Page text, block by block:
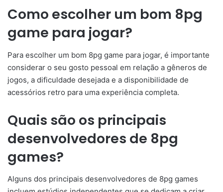
Como escolher um bom 8pg
game para jogar?
Para escolher um bom 8pg game para jogar, é importante
considerar o seu gosto pessoal em relação a gêneros de
jogos, a dificuldade desejada e a disponibilidade de
acessórios retro para uma experiência completa.
Quais são os principais
desenvolvedores de 8pg
games?
Alguns dos principais desenvolvedores de 8pg games